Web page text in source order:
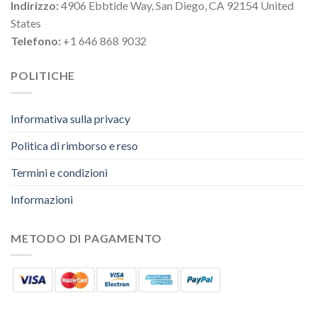
Indirizzo:4906 Ebbtide Way, San Diego, CA 92154 United
States
Telefono: +1 646 868 9032
POLITICHE
Informativa sulla privacy
Politica di rimborso e reso
Termini e condizioni
Informazioni
METODO DI PAGAMENTO